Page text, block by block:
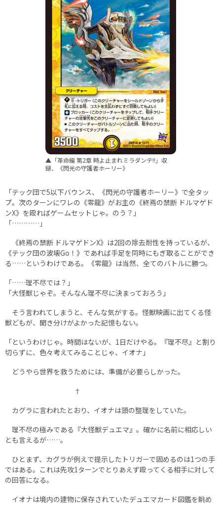
▲「革命編 第2章 時よ止まれミラダンテ!!」収
録、《閃光の守護者ホーリー》
「テック団で5以下バウンス、《閃光の守護者ホーリー》で全タッ
プ。次のターンにワレの《零龍》がお主の《終焉の禁断 ドルマゲド
ンX》を殴ればゲームセットじゃ。のう？」
「…………」
《終焉の禁断 ドルマゲドンX》は2回の除去耐性を持っているが、
《テック団の波壊Go！》であれば手足を同時にもぎ取ることができ
る……というわけである。《零龍》は当然、全てのバトルに勝つ。
「……理不尽では？」
「大怪獣じゃぞ。そんなん理不尽に決まっておろう」
そう言われてしまうと、そんな気がする。怪獣映画に出てくる怪
獣どもが、聞き分けがよかった記憶もない。
「というわけじゃ。時間はないが、1日だけやる。『理不尽』と割り
切らずに、色々考えてみることじゃ、イオナ」
どうやら世界を救うためには、準備が必要らしかった。
†
カグラに言われたとおり、イオナは頭の整理をしていた。
理不尽の極みである『大怪獣デュエマ』。確かに名前に相応しい
とも言えるが……。
ひとまず、カグラが例えで提示したトリガーで固めるのは1つの手
ではある。これは先攻1ターンでとりあえず殴ってくる相手に対して
の回答になる。
イオナは境内の建物に保存されていたデュエマカード図鑑を眺め